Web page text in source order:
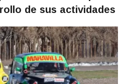
de sus actividades